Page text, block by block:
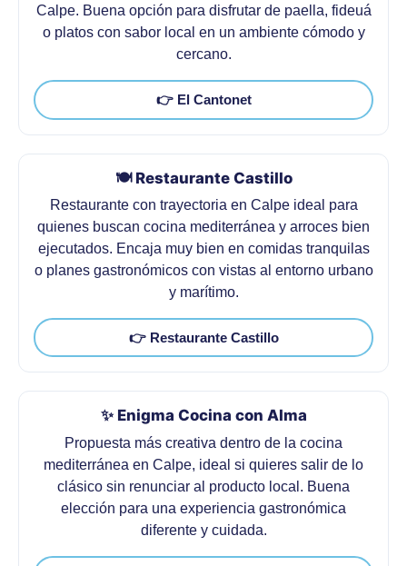
Calpe. Buena opción para disfrutar de paella, fideuá
o platos con sabor local en un ambiente cómodo y
cercano.
👉 El Cantonet
🍽️ Restaurante Castillo
Restaurante con trayectoria en Calpe ideal para
quienes buscan cocina mediterránea y arroces bien
ejecutados. Encaja muy bien en comidas tranquilas
o planes gastronómicos con vistas al entorno urbano
y marítimo.
👉 Restaurante Castillo
✨ Enigma Cocina con Alma
Propuesta más creativa dentro de la cocina
mediterránea en Calpe, ideal si quieres salir de lo
clásico sin renunciar al producto local. Buena
elección para una experiencia gastronómica
diferente y cuidada.